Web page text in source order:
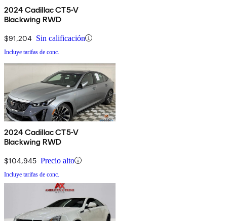
2024 Cadillac CT5-V
Blackwing RWD
$91,204 Sin calificación
Incluye tarifas de conc.
2024 Cadillac CT5-V
Blackwing RWD
$104,945 Precio alto
Incluye tarifas de conc.